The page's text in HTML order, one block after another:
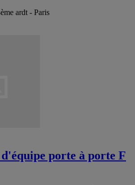
ardt - Paris
d'équipe porte à porte F